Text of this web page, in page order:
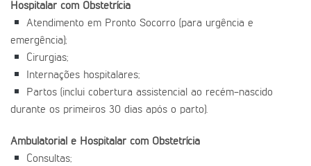
Hospitalar com Obstetrícia
Atendimento em Pronto Socorro (para urgência e
emergência);
Cirurgias;
Internações hospitalares;
Partos (inclui cobertura assistencial ao recém-nascido
durante os primeiros 30 dias após o parto).
Ambulatorial e Hospitalar com Obstetrícia
Consultas;